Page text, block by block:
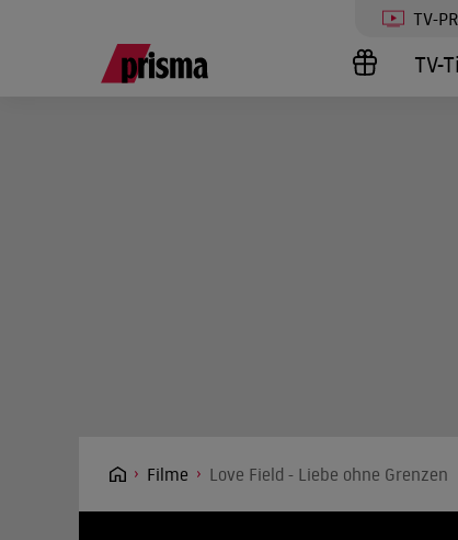
TV-
TV-
Filme Love Field - Liebe ohne Grenzen